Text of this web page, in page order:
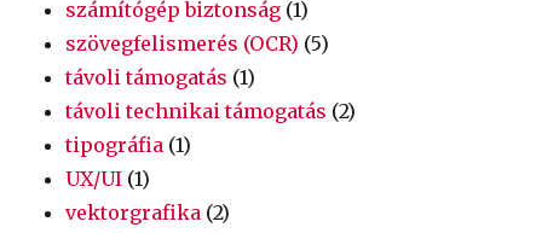
számítógép biztonság (1)
szövegfelismerés (OCR) (5)
távoli támogatás (1)
távoli technikai támogatás (2)
tipográfia (1)
UX/UI (1)
vektorgrafika (2)